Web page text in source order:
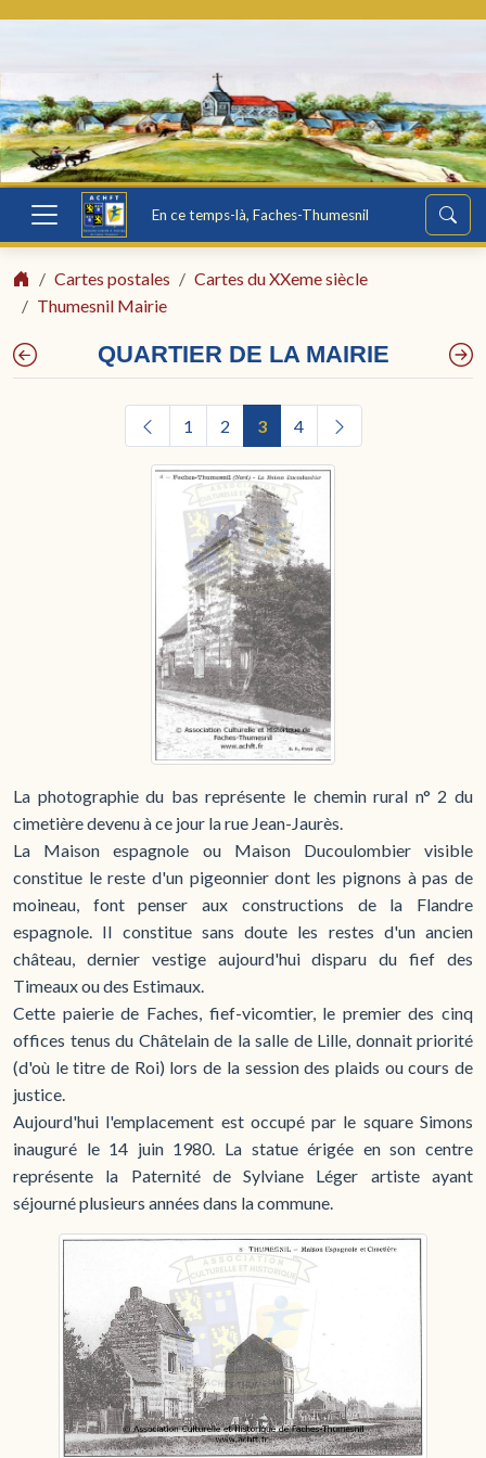
En ce temps-là, Faches-Thumesnil
Cartes postales
Cartes du XXeme siècle
Thumesnil Mairie
QUARTIER DE LA MAIRIE
1 2 3 4
La photographie du bas représente le chemin rural n° 2 du
cimetière devenu à ce jour la rue Jean-Jaurès.
La Maison espagnole ou Maison Ducoulombier visible
constitue le reste d'un pigeonnier dont les pignons à pas de
moineau, font penser aux constructions de la Flandre
espagnole. Il constitue sans doute les restes d'un ancien
château, dernier vestige aujourd'hui disparu du fief des
Timeaux ou des Estimaux.
Cette paierie de Faches, fief-vicomtier, le premier des cinq
offices tenus du Châtelain de la salle de Lille, donnait priorité
(d'où le titre de Roi) lors de la session des plaids ou cours de
justice.
Aujourd'hui l'emplacement est occupé par le square Simons
inauguré le 14 juin 1980. La statue érigée en son centre
représente la Paternité de Sylviane Léger artiste ayant
séjourné plusieurs années dans la commune.